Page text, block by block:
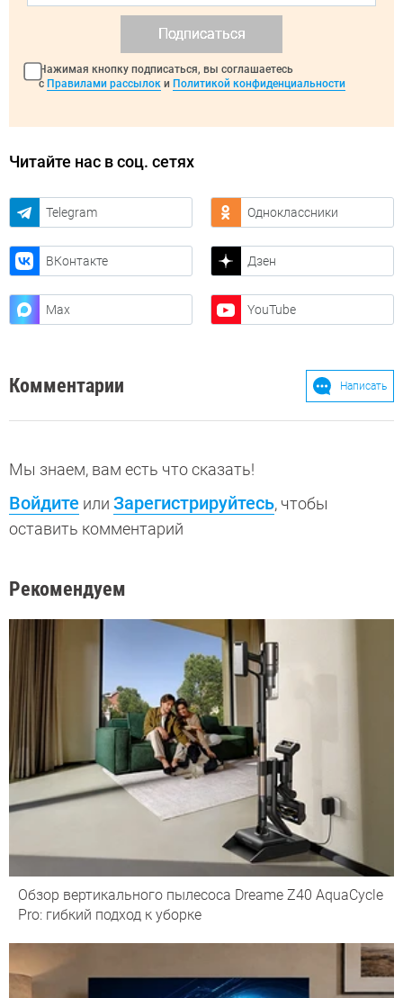
Подписаться
Нажимая кнопку подписаться, вы соглашаетесь
с Правилами рассылок и Политикой конфиденциальности
Читайте нас в соц. сетях
Telegram Одноклассники
ВКонтакте Дзен
Max YouTube
Комментарии Написать
Мы знаем, вам есть что сказать!
Войдите или Зарегистрируйтесь, чтобы
оставить комментарий
Рекомендуем
Обзор вертикального пылесоса Dreame Z40 AquaCycle
Pro: гибкий подход к уборке